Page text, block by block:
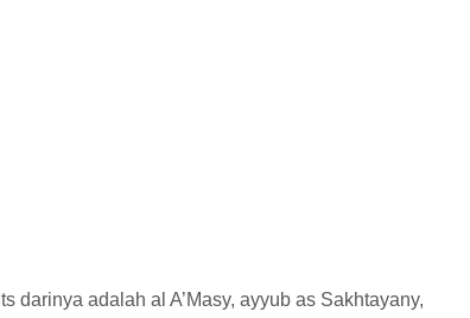
darinya adalah al A’Masy, ayyub as Sakhtayany,